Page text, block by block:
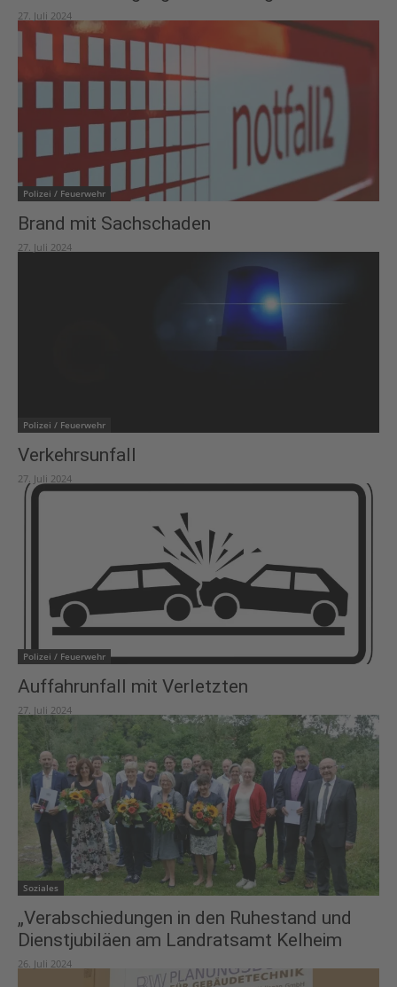
27. Juli 2024
Polizei / Feuerwehr
Brand mit Sachschaden
27. Juli 2024
Polizei / Feuerwehr
Verkehrsunfall
27. Juli 2024
Polizei / Feuerwehr
Auffahrunfall mit Verletzten
27. Juli 2024
Soziales
„Verabschiedungen in den Ruhestand und
Dienstjubiläen am Landratsamt Kelheim
26. Juli 2024